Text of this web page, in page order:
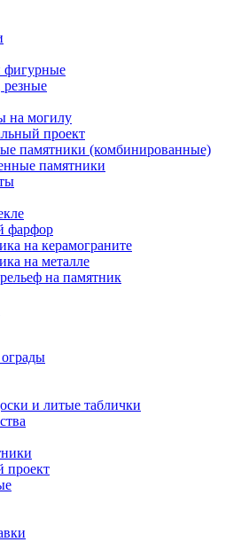
фигурные
резные
на могилу
проект
памятники (комбинированные)
памятники
фарфор
на керамограните
на металле
на памятник
и литые таблички
проект